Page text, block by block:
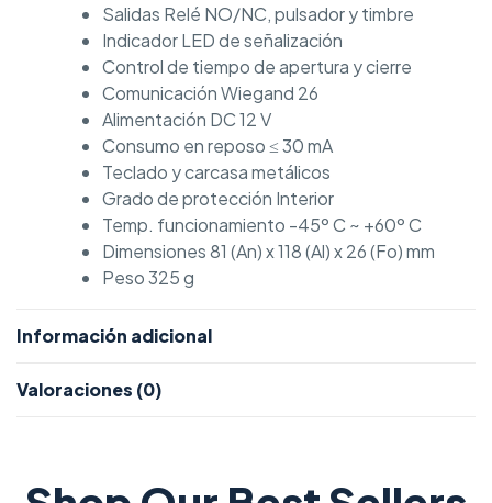
Salidas Relé NO/NC, pulsador y timbre
Indicador LED de señalización
Control de tiempo de apertura y cierre
Comunicación Wiegand 26
Alimentación DC 12 V
Consumo en reposo ≤ 30 mA
Teclado y carcasa metálicos
Grado de protección Interior
Temp. funcionamiento -45º C ~ +60º C
Dimensiones 81 (An) x 118 (Al) x 26 (Fo) mm
Peso 325 g
Información adicional
Valoraciones (0)